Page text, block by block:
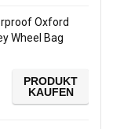
Oxford
Wheel Bag
PRODUKT
KAUFEN